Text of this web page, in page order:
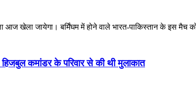
खेला जायेगा। बर्मिंघम में होने वाले भारत-पाकिस्तान के इस मैच
हिजबुल कमांडर के परिवार से की थी मुलाकात